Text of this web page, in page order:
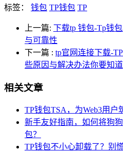
标签： 钱包 TP钱包 TP
上一篇: 下载tp 钱包-Tp钱
与可靠性
下一篇 : tp官网连接下载-
些原因与解决办法你要知道
相关文章
TP钱包TSA，为Web3用户
新手友好指南，如何将狗
包？
TP钱包不小心卸载了？别